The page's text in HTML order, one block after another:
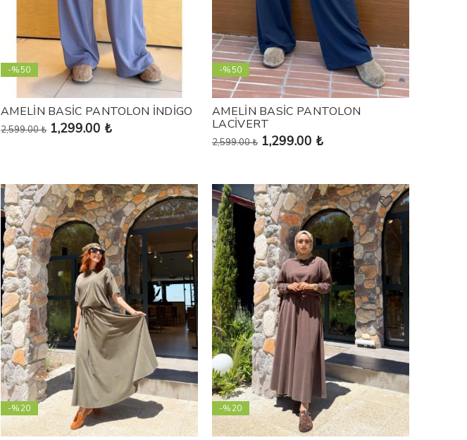
-%50
AMELİN BASİC PANTOLON İNDİGO
2,599.00 ₺ 1,299.00 ₺
-%50
AMELİN BASİC PANTOLON
LACİVERT
2,599.00 ₺ 1,299.00 ₺
-%20 -%20